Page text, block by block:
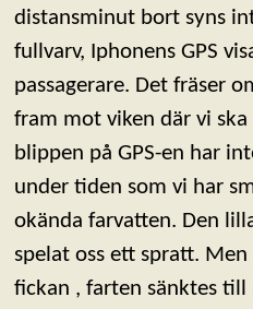
distansminut bort syns
fullvarv, Iphonens GPS
passagerare. Det fräser
fram mot viken där vi
blippen på GPS-en har
under tiden som vi har
okända farvatten. Den
spelat oss ett spratt.
fickan , farten sänktes till